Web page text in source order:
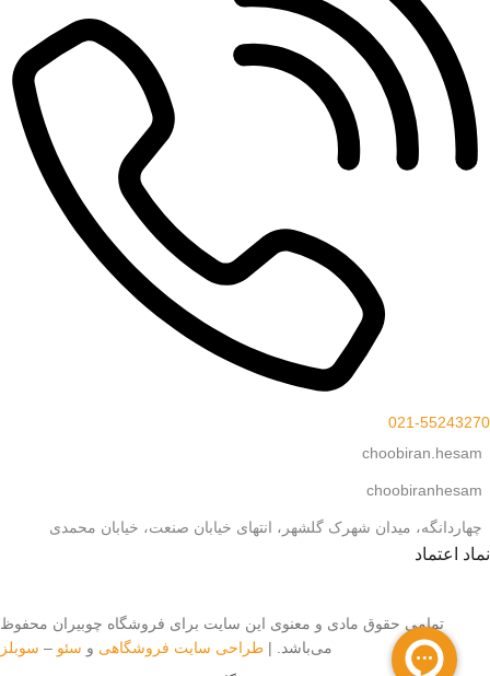
021-55243270
choobiran.hesam
choobiranhesam
چهاردانگه، میدان شهرک گلشهر، انتهای خیابان صنعت، خیابان محمدی
نماد اعتماد
تمامی حقوق مادی و معنوی این سایت برای فروشگاه چوبیران محفوظ
‌می‌باشد. | طراحی سایت فروشگاهی و سئو – سوبلز